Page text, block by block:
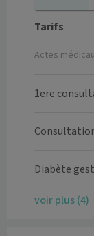
Tarifs
Actes
1ere
Diabète
voir plus (4)